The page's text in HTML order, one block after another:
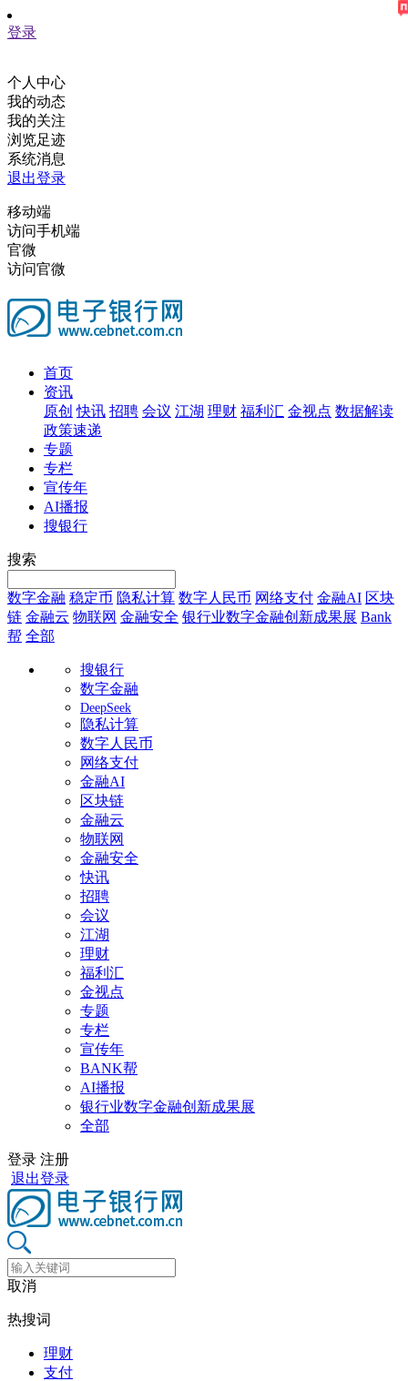
登录
个人中心
我的动态
我的关注
浏览足迹
系统消息
退出登录
移动端
访问手机端
官微
访问官微
首页
资讯
原创 快讯 招聘 会议 江湖 理财 福利汇 金视点 数据解读
政策速递
专题
专栏
宣传年
AI播报
搜银行
搜索
数字金融 稳定币 隐私计算 数字人民币 网络支付 金融AI 区块
链 金融云 物联网 金融安全 银行业数字金融创新成果展 Bank
帮 全部
搜银行
数字金融
DeepSeek
隐私计算
数字人民币
网络支付
金融AI
区块链
金融云
物联网
金融安全
快讯
招聘
会议
江湖
理财
福利汇
金视点
专题
专栏
宣传年
BANK帮
AI播报
银行业数字金融创新成果展
全部
登录 注册
退出登录
取消
热搜词
理财
支付